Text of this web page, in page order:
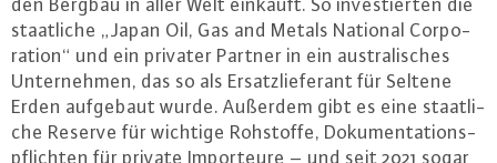
staat­li­che „Japan Oil, Gas and Metals National Cor­po­
ra­ti­on“ und ein privater Partner in ein aus­tra­li­sches
Un­ter­neh­men, das so als Er­satz­lie­fe­rant für Seltene
Erden aufgebaut wurde. Außerdem gibt es eine staat­li­
che Reserve für wichtige Rohstoffe, Do­ku­men­ta­ti­ons­
pflich­ten für private Im­por­teu­re – und seit 2021 sogar